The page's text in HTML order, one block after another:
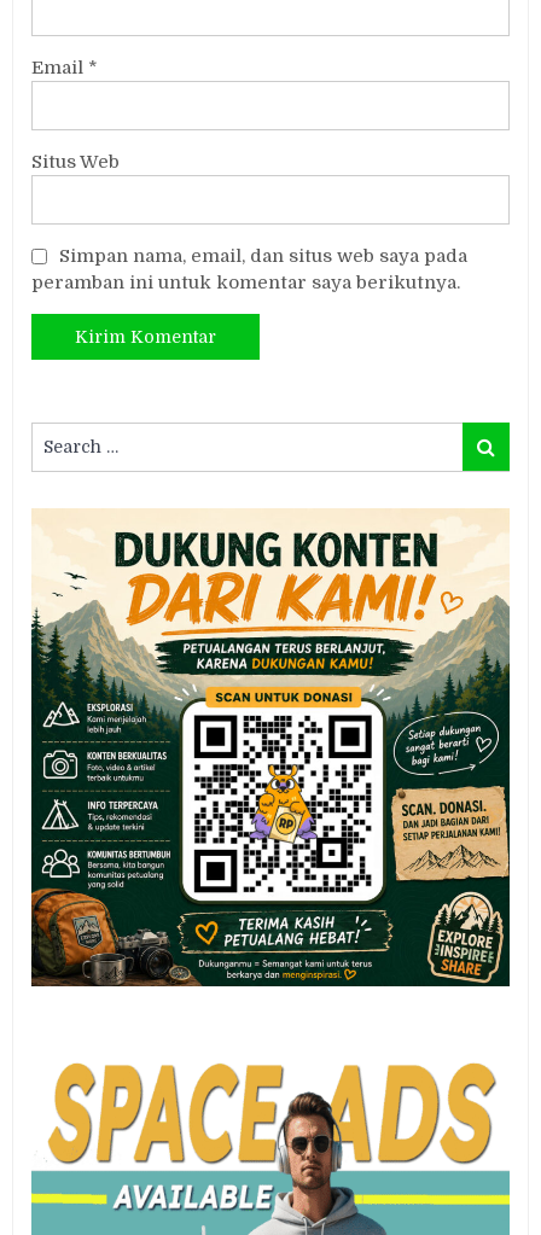
Email *
Situs Web
Simpan nama, email, dan situs web saya pada
peramban ini untuk komentar saya berikutnya.
for:
Search